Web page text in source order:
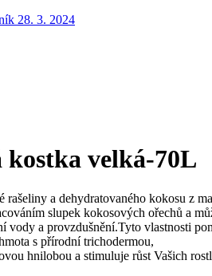
28. 3. 2024
velká-70L
a dehydratovaného kokosu z
slupek kokosových ořechů a
a provzdušnění.Tyto vlastnosti
s přírodní trichodermou,
hnilobou a stimuluje růst Vašich